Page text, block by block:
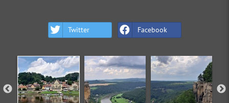
Twitter Facebook